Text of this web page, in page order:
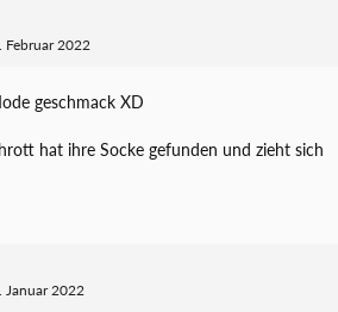
Februar 2022
geschmack XD
hat ihre Socke gefunden und zieht sich
Januar 2022